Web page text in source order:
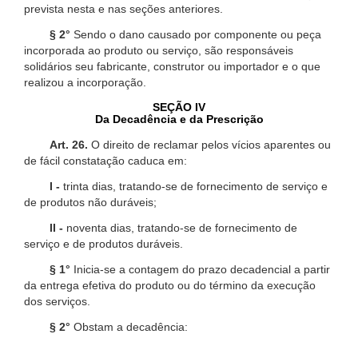
prevista nesta e nas seções anteriores.
§ 2° Sendo o dano causado por componente ou peça
incorporada ao produto ou serviço, são responsáveis
solidários seu fabricante, construtor ou importador e o que
realizou a incorporação.
SEÇÃO IV
Da Decadência e da Prescrição
Art. 26. O direito de reclamar pelos vícios aparentes ou
de fácil constatação caduca em:
I - trinta dias, tratando-se de fornecimento de serviço e
de produtos não duráveis;
II - noventa dias, tratando-se de fornecimento de
serviço e de produtos duráveis.
§ 1° Inicia-se a contagem do prazo decadencial a partir
da entrega efetiva do produto ou do término da execução
dos serviços.
§ 2° Obstam a decadência: